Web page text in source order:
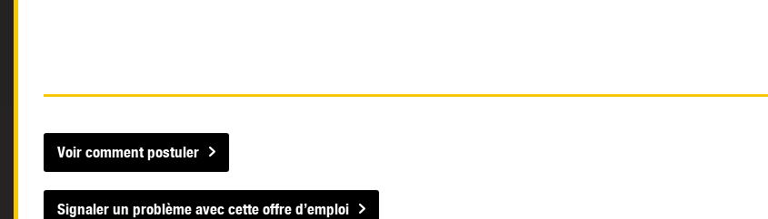
Voir comment postuler
Signaler un problème avec cette offre d’emploi